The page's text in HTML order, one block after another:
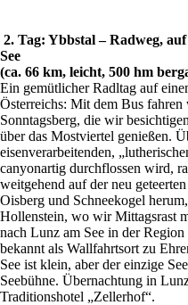
2. Tag: Ybbstal – Radweg,
See
(ca. 66 km, leicht, 500 hm
Ein gemütlicher Radltag auf
Österreichs: Mit dem Bus
Sonntagsberg, die wir
über das Mostviertel genießen.
eisenverarbeitenden,
canyonartig durchflossen wird,
weitgehend auf der neu
Oisberg und Schneekogel
Hollenstein, wo wir Mittagsrast
nach Lunz am See in der
bekannt als Wallfahrtsort zu
See ist klein, aber der einzige
Seebühne. Übernachtung in
Traditionshotel „Zellerhof“.